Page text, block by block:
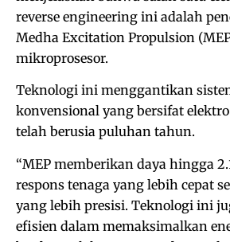
reverse engineering ini adalah
Medha Excitation Propulsion
mikroprosesor.
Teknologi ini menggantikan
konvensional yang bersifat
telah berusia puluhan tahun.
“MEP memberikan daya hingga
respons tenaga yang lebih cepat
yang lebih presisi. Teknologi ini
efisien dalam memaksimalkan